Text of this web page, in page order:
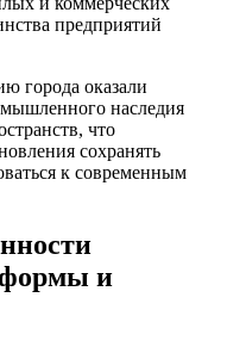
предприятий
города оказали
наследия
что
сохранять
к современным
формы и